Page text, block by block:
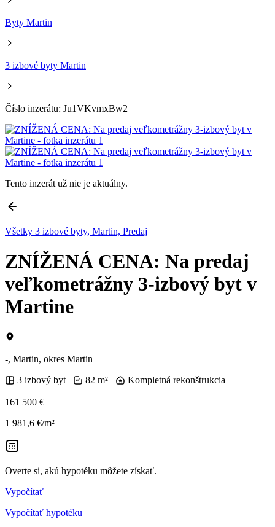
Byty Martin
3 izbové byty Martin
Číslo inzerátu: Ju1VKvmxBw2
Tento inzerát už nie je aktuálny.
Všetky 3 izbové byty, Martin, Predaj
ZNÍŽENÁ CENA: Na predaj
veľkometrážny 3-izbový byt v
Martine
-, Martin, okres Martin
3 izbový byt
82 m² Kompletná rekonštrukcia
161 500 €
1 981,6 €/m²
Overte si, akú hypotéku môžete získať.
Vypočítať
Vypočítať hypotéku